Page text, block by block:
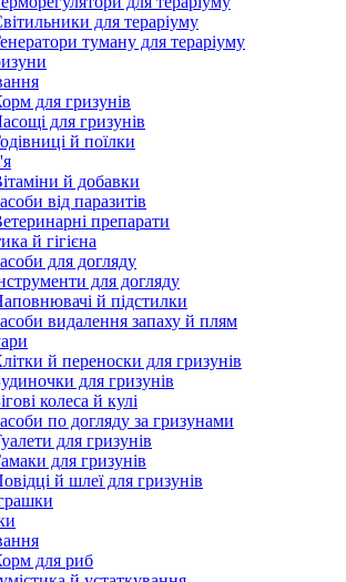
для тераріуму
туману для тераріуму
для гризунів
для гризунів
й поїлки
й добавки
від паразитів
препарати
й гігієна
для догляду
для догляду
й підстилки
видалення запаху й плям
й переноски для гризунів
для гризунів
колеса й кулі
по догляду за гризунами
для гризунів
для гризунів
й шлеї для гризунів
для риб